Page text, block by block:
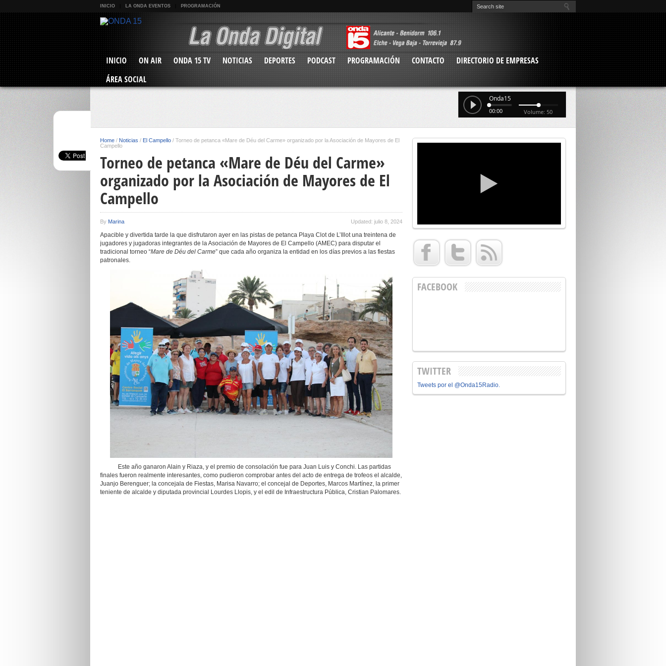
INICIO LA ONDA EVENTOS PROGRAMACIÓN
INICIO ON AIR ONDA 15 TV NOTICIAS DEPORTES PODCAST PROGRAMACIÓN CONTACTO
DIRECTORIO DE EMPRESAS
ÁREA SOCIAL
Onda15
00:00 Volume: 50
Home / Noticias / El Campello / Torneo de petanca «Mare de Déu del Carme» organizado por la Asociación de Mayores de El
Campello
Torneo de petanca «Mare de Déu del Carme»
organizado por la Asociación de Mayores de El
Campello
By Marina Updated: julio 8, 2024
Apacible y divertida tarde la que disfrutaron ayer en las pistas de petanca Playa Clot de L’Illot una treintena de
jugadores y jugadoras integrantes de la Asociación de Mayores de El Campello (AMEC) para disputar el
tradicional torneo “Mare de Déu del Carme” que cada año organiza la entidad en los días previos a las fiestas
patronales.
Este año ganaron Alain y Riaza, y el premio de consolación fue para Juan Luis y Conchi. Las partidas
finales fueron realmente interesantes, como pudieron comprobar antes del acto de entrega de trofeos el alcalde,
Juanjo Berenguer; la concejala de Fiestas, Marisa Navarro; el concejal de Deportes, Marcos Martínez, la primer
teniente de alcalde y diputada provincial Lourdes Llopis, y el edil de Infraestructura Pública, Cristian Palomares.
FACEBOOK
TWITTER
Tweets por el @Onda15Radio.